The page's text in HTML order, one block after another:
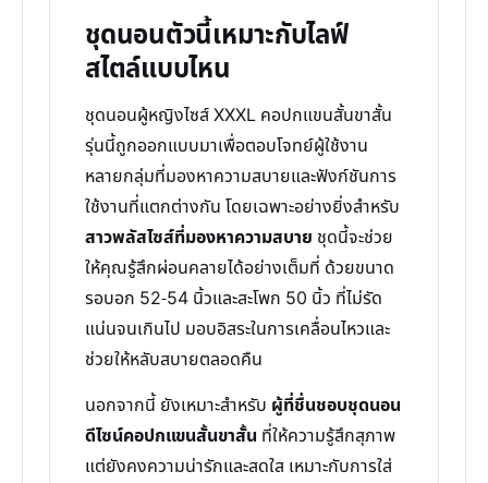
ชุดนอนตัวนี้เหมาะกับไลฟ์
สไตล์แบบไหน
ชุดนอนผู้หญิงไซส์ XXXL คอปกแขนสั้นขาสั้น
รุ่นนี้ถูกออกแบบมาเพื่อตอบโจทย์ผู้ใช้งาน
หลายกลุ่มที่มองหาความสบายและฟังก์ชันการ
ใช้งานที่แตกต่างกัน โดยเฉพาะอย่างยิ่งสำหรับ
สาวพลัสไซส์ที่มองหาความสบาย ชุดนี้จะช่วย
ให้คุณรู้สึกผ่อนคลายได้อย่างเต็มที่ ด้วยขนาด
รอบอก 52-54 นิ้วและสะโพก 50 นิ้ว ที่ไม่รัด
แน่นจนเกินไป มอบอิสระในการเคลื่อนไหวและ
ช่วยให้หลับสบายตลอดคืน
นอกจากนี้ ยังเหมาะสำหรับ ผู้ที่ชื่นชอบชุดนอน
ดีไซน์คอปกแขนสั้นขาสั้น ที่ให้ความรู้สึกสุภาพ
แต่ยังคงความน่ารักและสดใส เหมาะกับการใส่